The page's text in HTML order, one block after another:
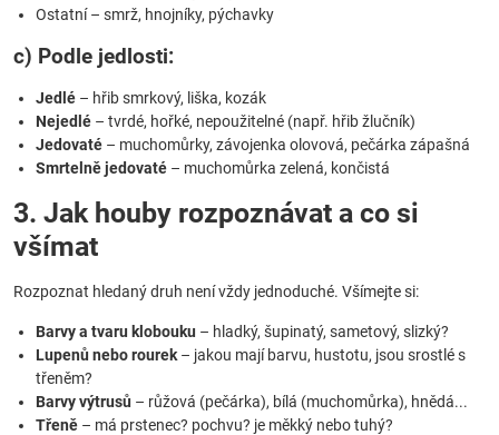
Ostatní – smrž, hnojníky, pýchavky
c) Podle jedlosti:
Jedlé – hřib smrkový, liška, kozák
Nejedlé – tvrdé, hořké, nepoužitelné (např. hřib žlučník)
Jedovaté – muchomůrky, závojenka olovová, pečárka zápašná
Smrtelně jedovaté – muchomůrka zelená, končistá
3. Jak houby rozpoznávat a co si
všímat
Rozpoznat hledaný druh není vždy jednoduché. Všímejte si:
Barvy a tvaru klobouku – hladký, šupinatý, sametový, slizký?
Lupenů nebo rourek – jakou mají barvu, hustotu, jsou srostlé s
třeněm?
Barvy výtrusů – růžová (pečárka), bílá (muchomůrka), hnědá...
Třeně – má prstenec? pochvu? je měkký nebo tuhý?